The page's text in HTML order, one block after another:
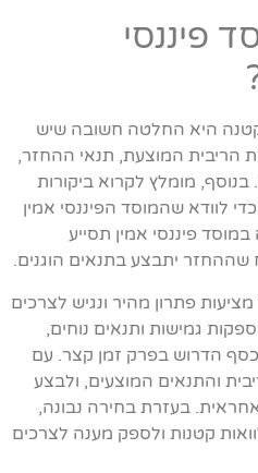
פיננסי
קטנה היא החלטה חשובה שיש
הריבית המוצעת, תנאי ההחזר,
בנוסף, מומלץ לקרוא ביקורות
לוודא שהמוסד הפיננסי אמין
פיננסי אמין תסייע
שההחזר יתבצע בתנאים הוגנים.
קטנות עד 5000 שקל מציעות פתרון מהיר ונגיש לצרכים
גמישות ותנאים נוחים,
הדרוש בפרק זמן קצר. עם
והתנאים המוצעים, ולבצע
בעזרת בחירה נבונה,
קטנות ולספק מענה לצרכים